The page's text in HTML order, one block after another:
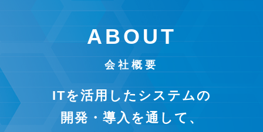
ABOUT
会社概要
ITを活用したシステムの
開発・導入を通して、